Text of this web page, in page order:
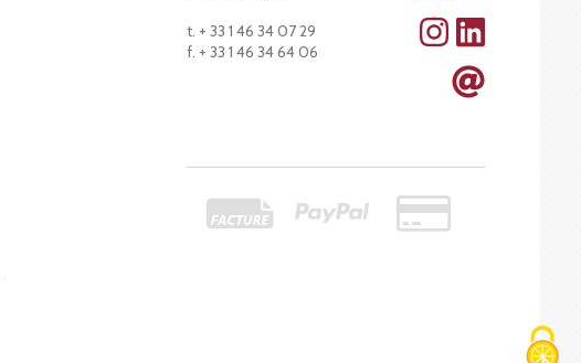
t. + 33 1 46 34 07 29
f. + 33 1 46 34 64 06